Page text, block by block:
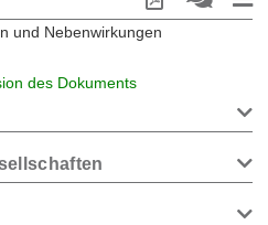
und Nebenwirkungen
des Dokuments